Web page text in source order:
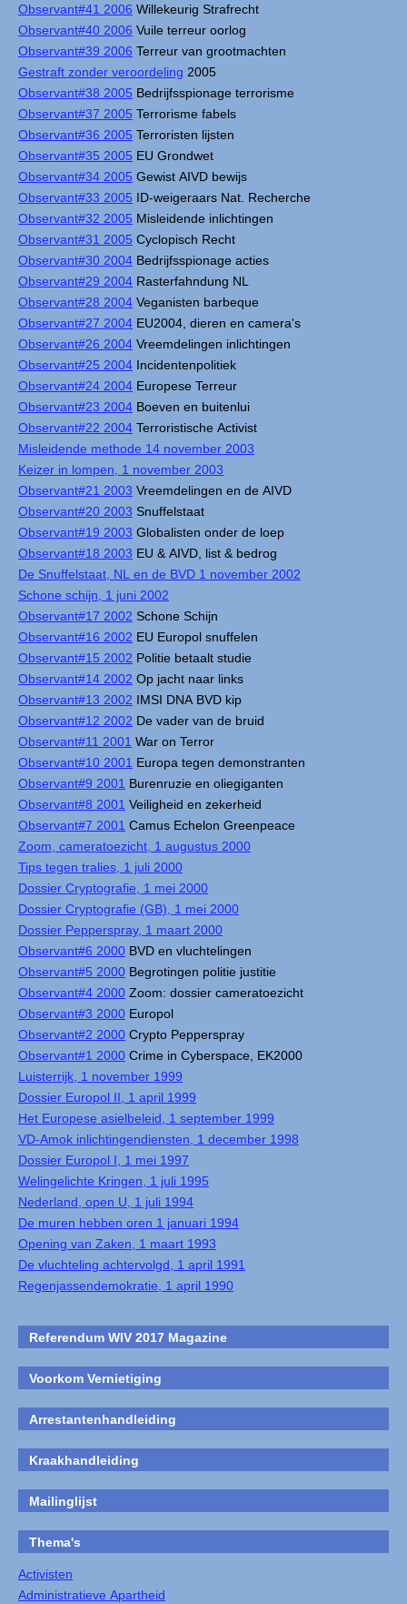
Observant#41 2006 Willekeurig Strafrecht
Observant#40 2006 Vuile terreur oorlog
Observant#39 2006 Terreur van grootmachten
Gestraft zonder veroordeling 2005
Observant#38 2005 Bedrijfsspionage terrorisme
Observant#37 2005 Terrorisme fabels
Observant#36 2005 Terroristen lijsten
Observant#35 2005 EU Grondwet
Observant#34 2005 Gewist AIVD bewijs
Observant#33 2005 ID-weigeraars Nat. Recherche
Observant#32 2005 Misleidende inlichtingen
Observant#31 2005 Cyclopisch Recht
Observant#30 2004 Bedrijfsspionage acties
Observant#29 2004 Rasterfahndung NL
Observant#28 2004 Veganisten barbeque
Observant#27 2004 EU2004, dieren en camera's
Observant#26 2004 Vreemdelingen inlichtingen
Observant#25 2004 Incidentenpolitiek
Observant#24 2004 Europese Terreur
Observant#23 2004 Boeven en buitenlui
Observant#22 2004 Terroristische Activist
Misleidende methode 14 november 2003
Keizer in lompen, 1 november 2003
Observant#21 2003 Vreemdelingen en de AIVD
Observant#20 2003 Snuffelstaat
Observant#19 2003 Globalisten onder de loep
Observant#18 2003 EU & AIVD, list & bedrog
De Snuffelstaat, NL en de BVD 1 november 2002
Schone schijn, 1 juni 2002
Observant#17 2002 Schone Schijn
Observant#16 2002 EU Europol snuffelen
Observant#15 2002 Politie betaalt studie
Observant#14 2002 Op jacht naar links
Observant#13 2002 IMSI DNA BVD kip
Observant#12 2002 De vader van de bruid
Observant#11 2001 War on Terror
Observant#10 2001 Europa tegen demonstranten
Observant#9 2001 Burenruzie en oliegiganten
Observant#8 2001 Veiligheid en zekerheid
Observant#7 2001 Camus Echelon Greenpeace
Zoom, cameratoezicht, 1 augustus 2000
Tips tegen tralies, 1 juli 2000
Dossier Cryptografie, 1 mei 2000
Dossier Cryptografie (GB), 1 mei 2000
Dossier Pepperspray, 1 maart 2000
Observant#6 2000 BVD en vluchtelingen
Observant#5 2000 Begrotingen politie justitie
Observant#4 2000 Zoom: dossier cameratoezicht
Observant#3 2000 Europol
Observant#2 2000 Crypto Pepperspray
Observant#1 2000 Crime in Cyberspace, EK2000
Luisterrijk, 1 november 1999
Dossier Europol II, 1 april 1999
Het Europese asielbeleid, 1 september 1999
VD-Amok inlichtingendiensten, 1 december 1998
Dossier Europol I, 1 mei 1997
Welingelichte Kringen, 1 juli 1995
Nederland, open U, 1 juli 1994
De muren hebben oren 1 januari 1994
Opening van Zaken, 1 maart 1993
De vluchteling achtervolgd, 1 april 1991
Regenjassendemokratie, 1 april 1990
Referendum WIV 2017 Magazine
Voorkom Vernietiging
Arrestantenhandleiding
Kraakhandleiding
Mailinglijst
Thema's
Activisten
Administratieve Apartheid